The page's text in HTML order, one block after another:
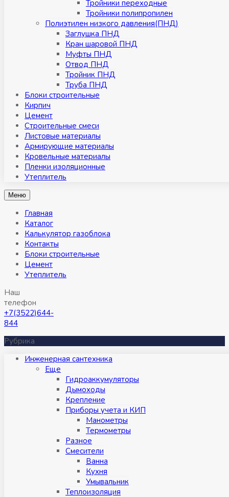
Тройники переходные
Тройники полипропилен
Полиэтилен низкого давления(ПНД)
Заглушка ПНД
Кран шаровой ПНД
Муфты ПНД
Отвод ПНД
Тройник ПНД
Труба ПНД
Блоки строительные
Кирпич
Цемент
Строительные смеси
Листовые материалы
Армирующие материалы
Кровельные материалы
Пленки изоляционные
Утеплитель
Меню
Главная
Каталог
Калькулятор газоблока
Контакты
Блоки строительные
Цемент
Утеплитель
Наш
телефон
+7(3522)644-
844
Рубрика
Инженерная сантехника
Eще
Гидроаккумуляторы
Дымоходы
Крепление
Приборы учета и КИП
Манометры
Термометры
Разное
Смесители
Ванна
Кухня
Умывальник
Теплоизоляция